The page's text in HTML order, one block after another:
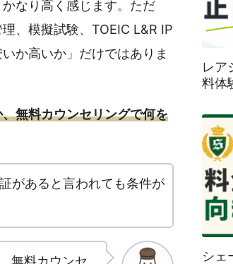
なり高く感じます。ただ
、模擬試験、TOEIC L&R IP
か高いか」だけではありま
無料カウンセリングで何を
があると言われても条件が
無料カウンセ
レア
料体
シェ